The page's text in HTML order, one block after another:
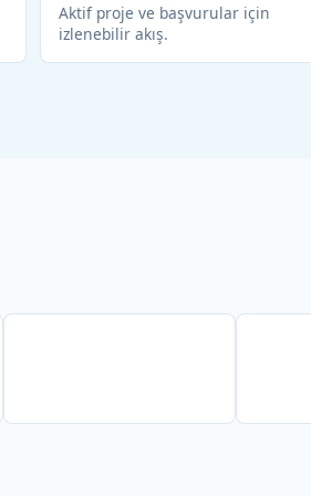
Aktif proje ve başvurular için
izlenebilir akış.